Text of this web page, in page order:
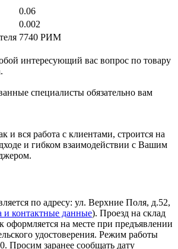
0.06
0.002
7740 РИМ
интересующий вас вопрос по товару
специалисты обязательно вам
и вся работа с клиентами, строится на
и гибком взаимодействии с Вашим
по адресу: ул. Верхние Поля, д.52,
и контактные данные). Проезд на склад
оформляется на месте при предъявлении
удостоверения. Режим работы
Просим заранее сообщать дату